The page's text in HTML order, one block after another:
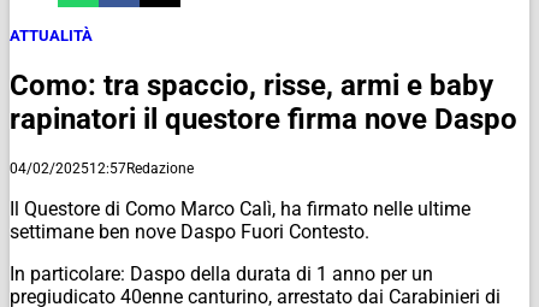
ATTUALITÀ
Como: tra spaccio, risse, armi e baby
rapinatori il questore firma nove Daspo
04/02/202512:57Redazione
Il Questore di Como Marco Calì, ha firmato nelle ultime
settimane ben nove Daspo Fuori Contesto.
In particolare: Daspo della durata di 1 anno per un
pregiudicato 40enne canturino, arrestato dai Carabinieri di